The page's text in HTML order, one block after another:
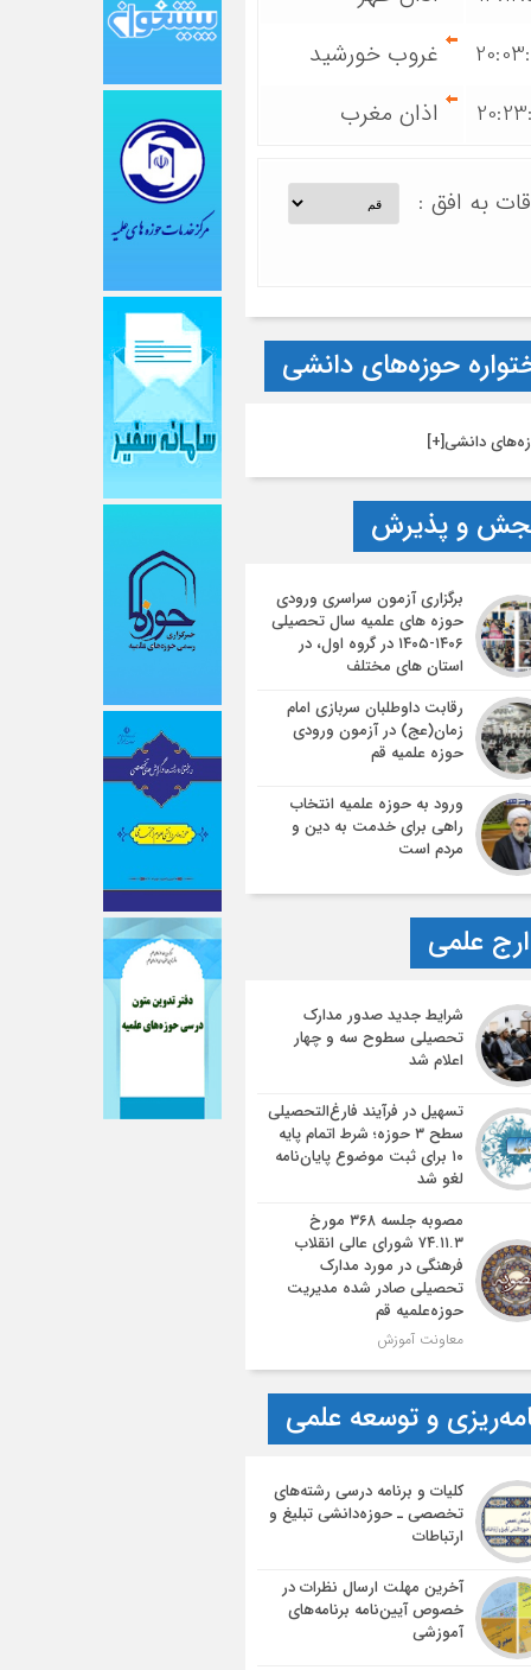
غروب خورشید
اذان مغرب
به افق :
حوزه‌های دانشی
دانشی[+]
و پذیرش
برگزاری آزمون سراسری ورودی
حوزه های علمیه سال تحصیلی
۱۴۰۶-۱۴۰۵ در گروه اول، در
استان های مختلف
رقابت داوطلبان سربازی امام
زمان(عج) در آزمون ورودی
حوزه علمیه قم
ورود به حوزه علمیه انتخاب
راهی برای خدمت به دین و
مردم است
علمی
شرایط جدید صدور مدارک
تحصیلی سطوح سه و چهار
اعلام شد
تسهیل در فرآیند فارغ‌التحصیلی
سطح ۳ حوزه؛ شرط اتمام پایه
۱۰ برای ثبت موضوع پایان‌نامه
لغو شد
مصوبه جلسه ۳۶۸ مورخ
۷۴.۱۱.۳ شورای عالی انقلاب
فرهنگی در مورد مدارک
تحصیلی صادر شده مدیریت
حوزه‌علمیه قم
معاونت آموزش
و توسعه علمی
کلیات و برنامه درسی رشته‌های
تخصصی ـ حوزه‌دانشی تبلیغ و
ارتباطات
آخرین مهلت ارسال نظرات در
خصوص آیین‌نامه‌ برنامه‌های
آموزشی